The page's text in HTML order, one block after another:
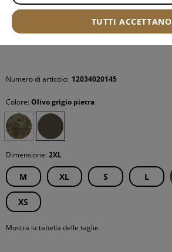
Numero di articolo: 12034020145
Colore: Olivo grigio pietra
Dimensione: 2XL
M XL S L
XS
Mostra la tabella delle taglie
TUTTI ACCETTANO